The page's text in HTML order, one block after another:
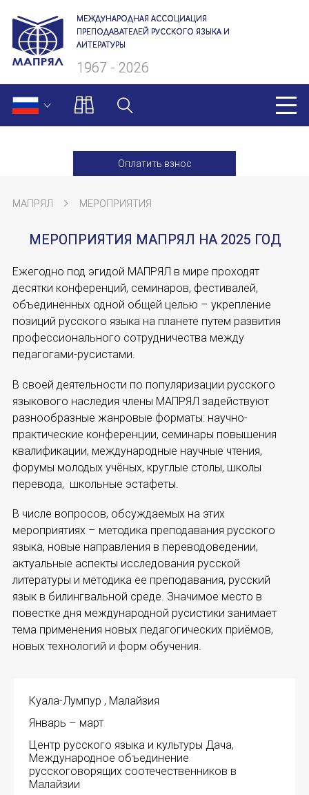
МЕЖДУНАРОДНАЯ АССОЦИАЦИЯ
ПРЕПОДАВАТЕЛЕЙ РУССКОГО ЯЗЫКА И
ЛИТЕРАТУРЫ
1967 - 2026
Оплатить взнос
О нас
Президиум
Ревизионная комиссия
Секретариат
Члены МАПРЯЛ
Устав МАПРЯЛ
История МАПРЯЛ
Медаль А. С. Пушкина
Оплата членских взносов МАПРЯЛ
Мероприятия МАПРЯЛ на 2026 год
50 лет МАПРЯЛ
Архив мероприятий
НОВОСТИ
КОНГРЕССЫ
XIV КОНГРЕСС МАПРЯЛ
XV КОНГРЕСС МАПРЯЛ
XVI КОНГРЕСС МАПРЯЛ
МАПРЯЛ МЕРОПРИЯТИЯ
МЕРОПРИЯТИЯ МАПРЯЛ НА 2025 ГОД
Ежегодно под эгидой МАПРЯЛ в мире проходят
десятки конференций, семинаров, фестивалей,
объединенных одной общей целью – укрепление
позиций русского языка на планете путем развития
профессионального сотрудничества между
педагогами-русистами.
В своей деятельности по популяризации русского
языкового наследия члены МАПРЯЛ задействуют
разнообразные жанровые форматы: научно-
практические конференции, семинары повышения
квалификации, международные научные чтения,
форумы молодых учёных, круглые столы, школы
перевода, школьные эстафеты.
В числе вопросов, обсуждаемых на этих
мероприятиях – методика преподавания русского
языка, новые направления в переводоведении,
актуальные аспекты исследования русской
литературы и методика ее преподавания, русский
язык в билингвальной среде. Значимое место в
повестке дня международной русистики занимает
тема применения новых педагогических приёмов,
новых технологий и форм обучения.
Куала-Лумпур , Малайзия
Январь – март
Центр русского языка и культуры Дача,
Международное объединение
русскоговорящих соотечественников в
Малайзии